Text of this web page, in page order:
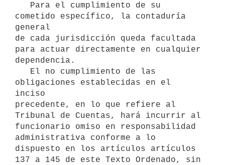
cometido específico, la contaduría
general
de cada jurisdicción queda facultada
para actuar directamente en cualquier
dependencia.
obligaciones establecidas en el
inciso
precedente, en lo que refiere al
Tribunal de Cuentas, hará incurrir al
funcionario omiso en responsabilidad
administrativa conforme a lo
dispuesto en los artículos artículos
137 a 145 de este Texto Ordenado, sin